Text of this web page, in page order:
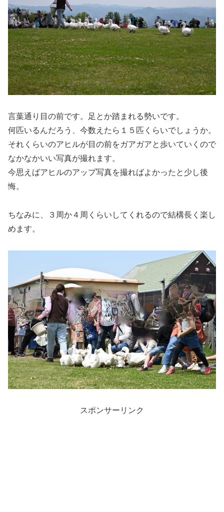
言葉通り目の前です。足とか踏まれる勢いです。
何匹いるんだろう、今数えたら１５匹くらいでしょうか。
それくらいのアヒルが目の前をガアガアと歩いていくので
なかなかいい写真が撮れます。
今思えばアヒルのアップ写真を撮ればよかったと少し後
悔。
ちなみに、３周か４周くらいしてくれるので結構長く楽し
めます。
スポンサーリンク